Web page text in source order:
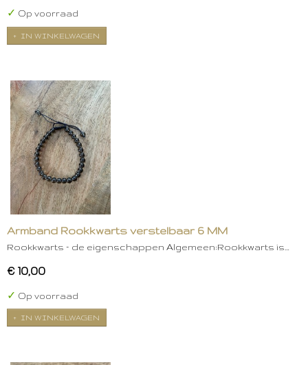
✓ Op voorraad
IN WINKELWAGEN
Armband Rookkwarts verstelbaar 6 MM
Rookkwarts – de eigenschappen Algemeen:Rookkwarts is…
€ 10,00
✓ Op voorraad
IN WINKELWAGEN